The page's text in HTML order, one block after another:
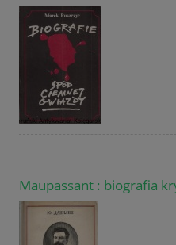
Maupassant : biografia